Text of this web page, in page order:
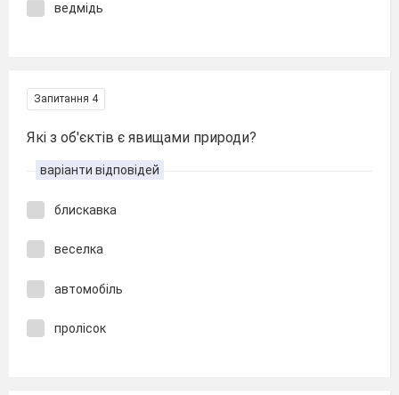
ведмідь
Запитання 4
Які з об'єктів є явищами природи?
варіанти відповідей
блискавка
веселка
автомобіль
пролісок